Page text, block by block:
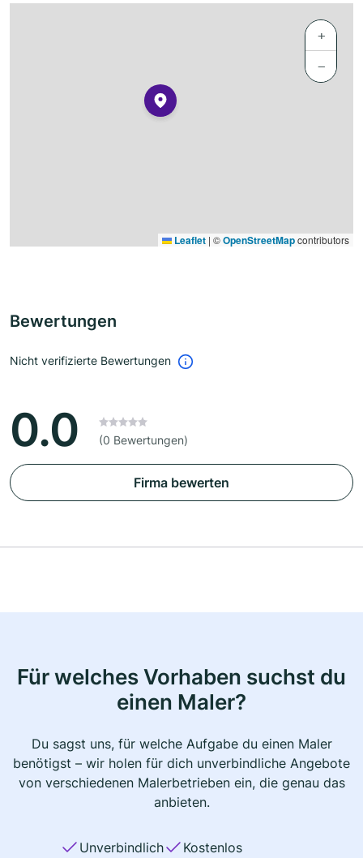
+
−
Leaflet | ©OpenStreetMapcontributors
Bewertungen
Nicht verifizierte Bewertungen
0.0 (0 Bewertungen)
Firma bewerten
Für welches Vorhaben suchst du
einen Maler?
Du sagst uns, für welche Aufgabe du einen Maler
benötigst – wir holen für dich unverbindliche Angebote
von verschiedenen Malerbetrieben ein, die genau das
anbieten.
Unverbindlich
Kostenlos